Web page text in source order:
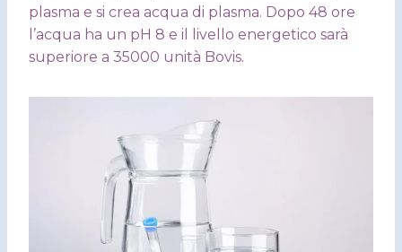
plasma e si crea acqua di plasma. Dopo 48 ore
l’acqua ha un pH 8 e il livello energetico sarà
superiore a 35000 unità Bovis.